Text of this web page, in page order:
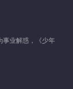
事业解惑，《少年